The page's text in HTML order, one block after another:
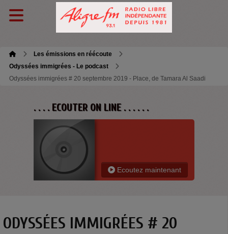
Les émissions en réécoute
Odyssées immigrées - Le podcast
Odyssées immigrées # 20 septembre 2019 - Place, de Tamara Al Saadi
. . . . ECOUTER ON LINE . . . . . .
Ecoutez maintenant
ODYSSÉES IMMIGRÉES # 20